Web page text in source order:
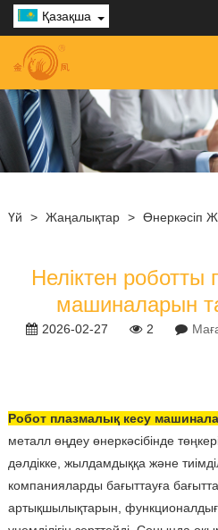
Қазақша
Үй > Жаңалықтар > Өнеркәсіп
Неліктен роботты
машиналарын
2026-02-27 2
Робот плазмалық кесу
металл өңдеу өнеркәсібінде
дәлдікке, жылдамдыққа және
компанияларды бағыттауға
артықшылықтарын,